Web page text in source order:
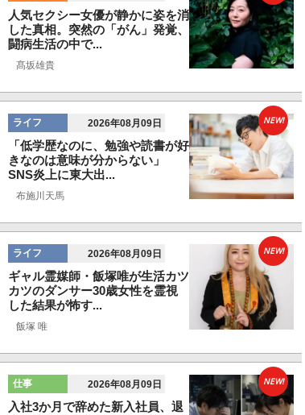
人気セクシー女優が静かに姿を消
した真相。突然の「がん」発覚、
闘病生活の中で...
髙坂雄貴
ライフ 2026年08月09日
「低学歴なのに、勉強や読書が好
きなのは意味が分からない」
SNS炎上に東大出...
布施川天馬
NEW!
ライフ 2026年08月09日
ギャル霊媒師・飯塚唯が生活カツ
カツのダンサー30歳女性を霊視
した結果が怖す...
飯塚 唯
NEW!
仕事 2026年08月09日
入社3か月で辞めた新入社員、退
NEW!